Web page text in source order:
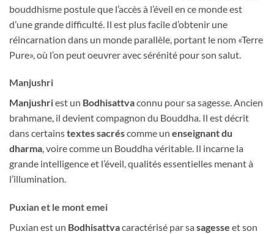
bouddhisme postule que l’accès à l’éveil en ce monde est
d’une grande difficulté. Il est plus facile d’obtenir une
réincarnation dans un monde parallèle, portant le nom «Terre
Pure», où l’on peut oeuvrer avec sérénité pour son salut.
Manjushri
Manjushriest un Bodhisattvaconnu pour sa sagesse. Ancien
brahmane, il devient compagnon du Bouddha. Il est décrit
dans certainstextes sacréscomme un enseignant du
dharma, voire comme un Bouddha véritable. Il incarne la
grande intelligence et l’éveil, qualités essentielles menant à
l’illumination.
Puxian et le mont emei
Puxian est un Bodhisattvacaractérisé par sa sagesse et son